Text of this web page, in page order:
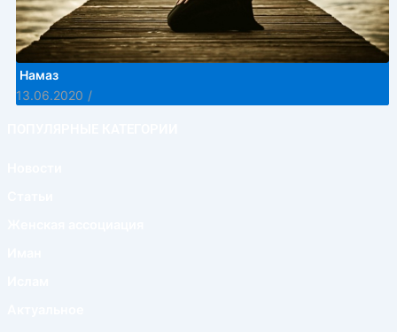
Намаз
13.06.2020 /